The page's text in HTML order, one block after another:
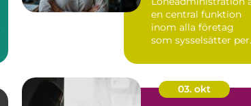
en central funktion
inom alla företag
som sysselsätter
03. okt